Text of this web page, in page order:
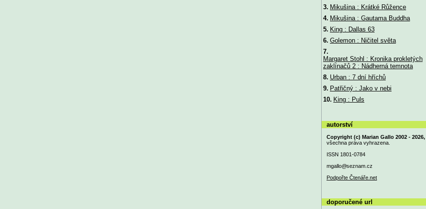
3. Mikušina : Krátké Růžence
4. Mikušina : Gautama Buddha
5. King : Dallas 63
6. Golemon : Ničitel světa
7.
Margaret Stohl : Kronika prokletých
zaklínačů 2 : Nádherná temnota
8. Urban : 7 dní hříchů
9. Patřičný : Jako v nebi
10. King : Puls
autorství
Copyright (c) Marian Gallo 2002 - 2026,
všechna práva vyhrazena.
ISSN 1801-0784
mgallo@seznam.cz
Podpořte Čtenáře.net
doporučené url